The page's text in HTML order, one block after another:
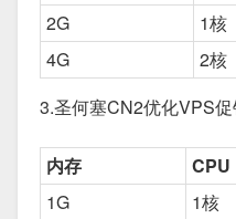
2G
1核
4G
2核
3.圣何塞CN2优化VPS
内存 CPU
1G
1核